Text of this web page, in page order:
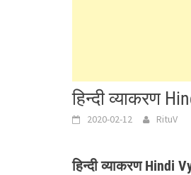
हिन्दी व्याकरण
2020-02-12 RituV
हिन्दी व्याकरण Hindi